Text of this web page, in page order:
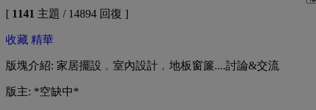
[ 1141 主題 / 14894 回復 ]
收藏 精華
版塊介紹: 家居擺設﹐室內設計﹐地板窗簾....討論&交流
版主: *空缺中*